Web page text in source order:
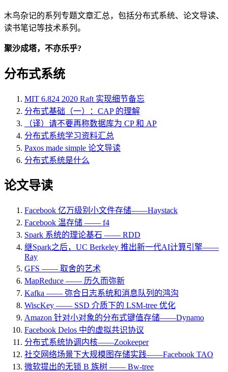
木鸟杂记的系列专题文章汇总，包括分布式系统、论文导读、
读书笔记等技术系列。
聚沙成塔，不亦乐乎?
分布式系统
MIT 6.824 2020 Raft 实现细节备忘
分布式基础（一）：CAP 的理解
（译）请不要再称数据库为 CP 和 AP
分布式系统学习资料汇总
Paxos made simple 论文导读
分布式系统是什么
论文导读
Facebook 亿万级别小文件存储——Haystack
Facebook 温存储 —— f4
Spark 系统的理论基石 —— RDD
继Spark之后，UC Berkeley 推出新一代AI计算引擎——
Ray
GFS —— 取舍的艺术
MapReduce —— 历久而弥新
Kafka —— 弥合日志系统和消息队列的鸿沟
WiscKey —— SSD 介质下的 LSM-tree 优化
Amazon 针对小对象的分布式键值存储——Dynamo
Facebook Delos 中的虚拟共识协议
分布式系统协调内核——Zookeeper
社交网络场景下大规模图存储实践——Facebook TAO
微软提出的无锁 B 族树 —— Bw-tree